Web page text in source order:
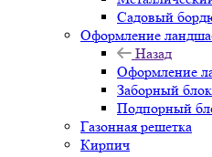
Садовый
Оформление
Назад
Оформление
Заборный блок
Подпорный
Газонная решетка
Кирпич